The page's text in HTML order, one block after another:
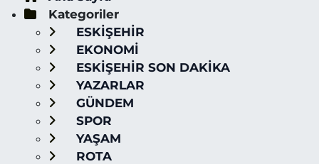
Kategoriler
ESKİŞEHİR
EKONOMİ
ESKİŞEHİR SON DAKİKA
YAZARLAR
GÜNDEM
SPOR
YAŞAM
ROTA